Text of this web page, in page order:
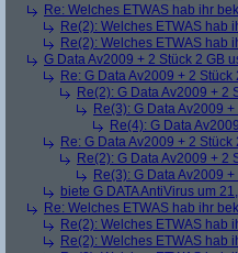
Re: Welches ETWAS hab ihr
Re(2): Welches ETWAS hab
Re(2): Welches ETWAS hab
G Data Av2009 + 2 Stück 2 GB
Re: G Data Av2009 + 2 Stück
Re(2): G Data Av2009 + 2
Re(3): G Data Av2009
Re(4): G Data
Re: G Data Av2009 + 2 Stück
Re(2): G Data Av2009 + 2
Re(3): G Data Av2009
biete G DATA AntiVirus um
Re: Welches ETWAS hab ihr
Re(2): Welches ETWAS hab
Re(2): Welches ETWAS hab